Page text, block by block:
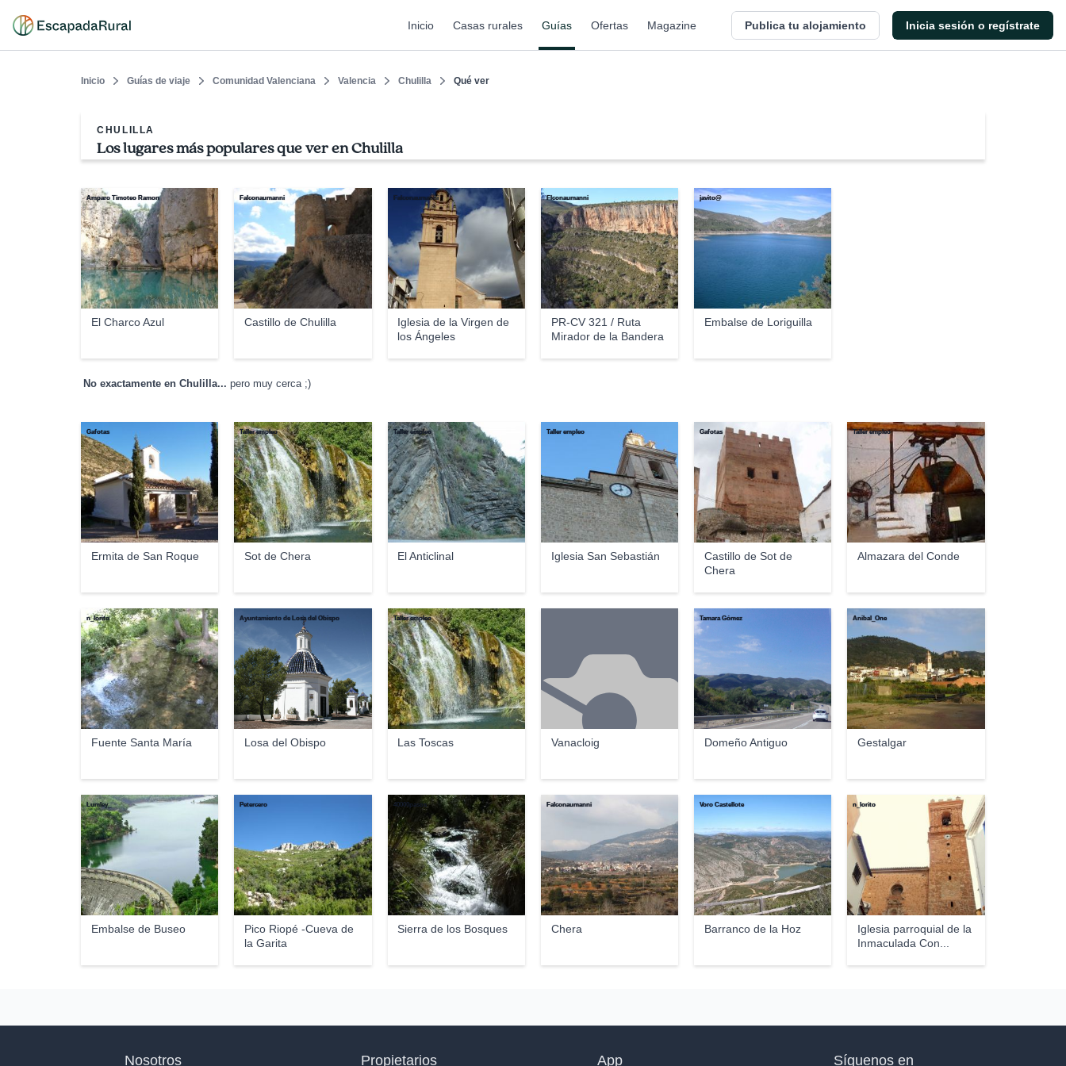
Inicio Casas rurales Guías Ofertas Magazine Publica tu alojamiento Inicia sesión o regístrate
Inicio Guías de viaje Comunidad Valenciana Valencia Chulilla Qué ver
CHULILLA
Los lugares más populares que ver en Chulilla
El Charco Azul
Amparo Timoteo Ramon
Castillo de Chulilla
Falconaumanni
Iglesia de la Virgen de
los Ángeles
Falconaumanni
PR-CV 321 / Ruta
Mirador de la Bandera
Flconaumanni
Embalse de Loriguilla
javito@
No exactamente en Chulilla... pero muy cerca ;)
Ermita de San Roque
Gafotas
Sot de Chera
Taller empleo
El Anticlinal
Taller empleo
Iglesia San Sebastián
Taller empleo
Castillo de Sot de
Chera
Gafotas
Almazara del Conde
Taller empleo
Fuente Santa María
n_lorito
Losa del Obispo
Ayuntamiento de Losa del Obispo
Las Toscas
Taller empleo
Vanacloig Domeño Antiguo
Tamara Gómez
Gestalgar
Anibal_One
Embalse de Buseo
Lumley_
Pico Riopé -Cueva de
la Garita
Petercero
Sierra de los Bosques
40000pasos
Chera
Falconaumanni
Barranco de la Hoz
Voro Castellote
Iglesia parroquial de la
Inmaculada Con...
n_lorito
Nosotros Propietarios App Síguenos en